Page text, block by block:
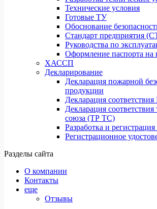
Технические условия
Готовые ТУ
Обоснование
Стандарт предприятия
Руководства по
Оформление паспорта
ХАССП
Декларирование
Декларация пожарной
продукции
Декларация
Декларация
союза (ТР ТС)
Разработка и
Регистрационное
Разделы сайта
О компании
Контакты
еще
Отзывы